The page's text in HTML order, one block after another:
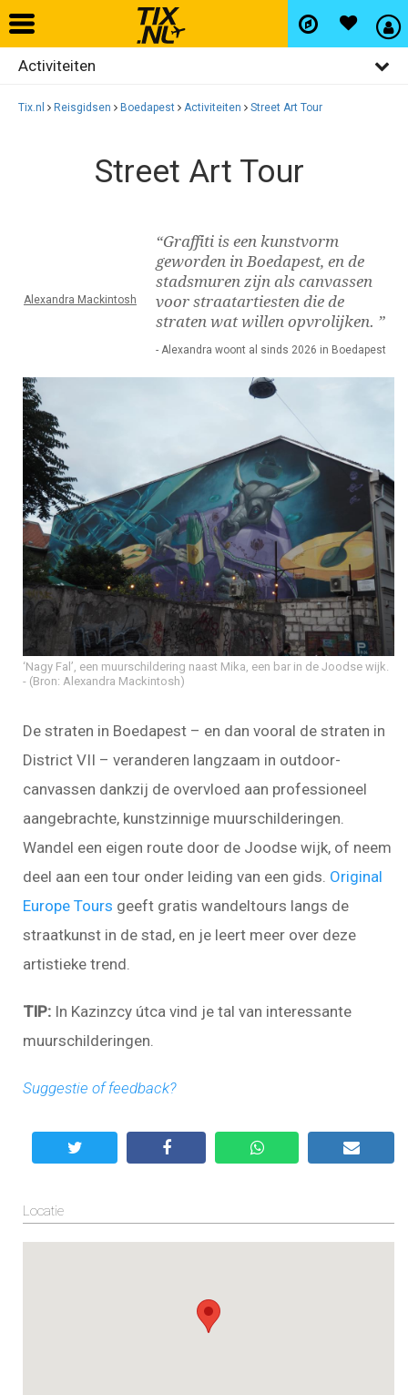
Home
Hotels
Vlucht+hotel
Activiteiten
Algemeen
Restaurants
Tix.nl Reisgidsen Boedapest Activiteiten Street Art Tour
Street Art Tour
Alexandra Mackintosh
“Graffiti is een kunstvorm
geworden in Boedapest, en de
stadsmuren zijn als canvassen
voor straatartiesten die de
straten wat willen opvrolijken. ”
- Alexandra woont al sinds 2026 in Boedapest
‘Nagy Fal’, een muurschildering naast Mika, een bar in de Joodse wijk.
(Bron: Alexandra Mackintosh)
De straten in Boedapest – en dan vooral de straten in
District VII – veranderen langzaam in outdoor-
canvassen dankzij de overvloed aan professioneel
aangebrachte, kunstzinnige muurschilderingen.
Wandel een eigen route door de Joodse wijk, of neem
deel aan een tour onder leiding van een gids. Original
Europe Tours geeft gratis wandeltours langs de
straatkunst in de stad, en je leert meer over deze
artistieke trend.
TIP: In Kazinzcy útca vind je tal van interessante
muurschilderingen.
Suggestie of feedback?
Locatie